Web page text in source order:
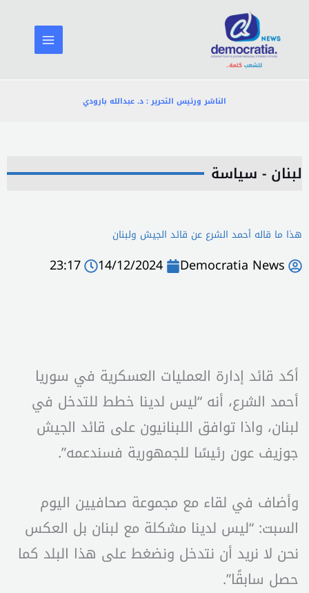
المحتوى
الناشر ورئيس التحرير : د. عبدالله بارودي
لبنان - سياسة
هذا ما قاله أحمد الشرع عن قائد الجيش ولبنان
Democratia News
14/12/2024
23:17
أكد قائد إدارة العمليات العسكرية في سوريا
أحمد الشرع، أنه “ليس لدينا خطط للتدخل في
لبنان، واذا توافق اللبنانيون على قائد الجيش
جوزيف عون رئيسًا للجمهورية فسندعمه”.
وأضاف في لقاء مع مجموعة صحافيين اليوم
السبت: “ليس لدينا مشكلة مع لبنان بل العكس
نحن لا نريد أن نتدخل ونضغط على هذا البلد كما
حصل سابقًا”.